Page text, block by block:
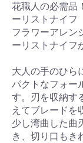
花職人の必需品
ーリストナイフ
フラワーアレン
ーリストナイフ
大人の手のひら
パクトなフォー
す。刃を収納す
えてブレードを
少し湾曲した曲
き、切り口もき